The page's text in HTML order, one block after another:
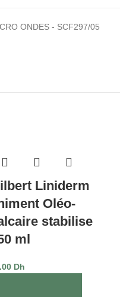
ONDES - SCF297/05
Liniderm
Oléo-
stabilise
ml
Dh